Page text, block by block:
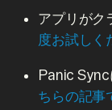
アプリがク
度お試しく
Panic Sync
ちらの記事